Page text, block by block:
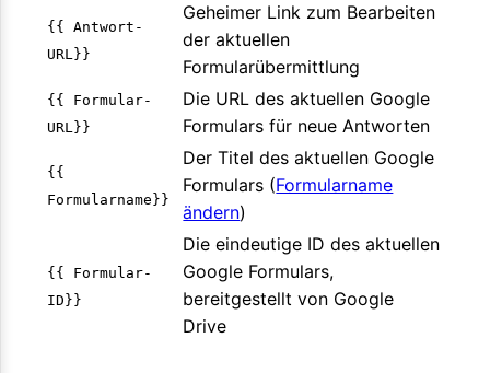
{{ Antwort-
URL}}
Geheimer Link zum Bearbeiten
der aktuellen
Formularübermittlung
{{ Formular-
URL}}
Die URL des aktuellen Google
Formulars für neue Antworten
{{
Formularname}}
Der Titel des aktuellen Google
Formulars (Formularname
ändern)
{{ Formular-
ID}}
Die eindeutige ID des aktuellen
Google Formulars,
bereitgestellt von Google
Drive